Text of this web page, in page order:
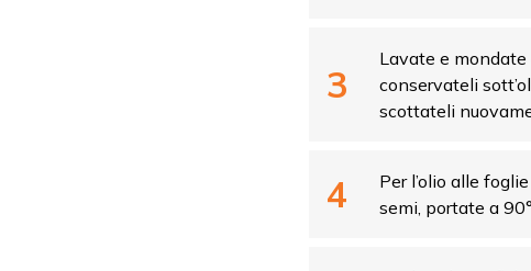
Lavate e
conservateli
scottateli
Per l’olio alle
semi, portate a